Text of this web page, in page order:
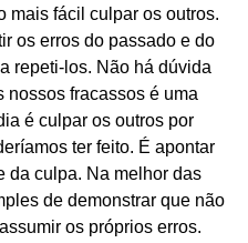
mais fácil culpar os outros.
os erros do passado e do
repeti-los. Não há dúvida
nossos fracassos é uma
é culpar os outros por
ter feito. É apontar
da culpa. Na melhor das
de demonstrar que não
os próprios erros.